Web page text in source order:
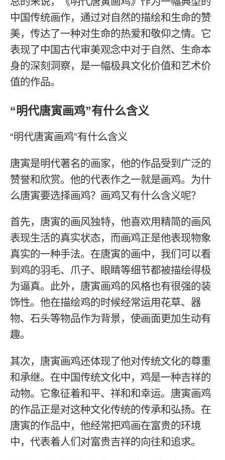
中国传统画作，通过对自然的描绘和生命的赞
美，传达了一种对生命的热爱和敬仰之情。它
表现了中国古代审美观念中对于自然、生命本
身的深刻洞察，是一幅极具文化价值和艺术价
值的作品。
“明代唐寅画鸡”有什么含义
“明代唐寅画鸡”有什么含义
唐寅是明代著名的画家，他的作品受到广泛的
赞誉和欣赏。他的代表作之一就是画鸡。为什
么唐寅要选择画鸡？画鸡又有什么含义呢？
首先，唐寅的画风独特，他喜欢用精简的画风
表现生活的真实状态，而画鸡正是他表现物象
真实的一种手法。在唐寅的画中，我们可以看
到鸡的羽毛、爪子、眼睛等细节都被描绘得极
为逼真。此外，唐寅画鸡的风格也有很强的装
饰性。他在描绘鸡的时候经常运用花草、器
物、石头等物品作为背景，使画面更加生动有
趣。
其次，唐寅画鸡还体现了他对传统文化的尊重
和承继。在中国传统文化中，鸡是一种吉祥的
动物。它象征着和平、祥和和幸运。唐寅画鸡
的作品正是对这种文化传统的传承和弘扬。在
唐寅的作品中，他经常把鸡画在富贵的环境
中，代表着人们对富贵吉祥的向往和追求。